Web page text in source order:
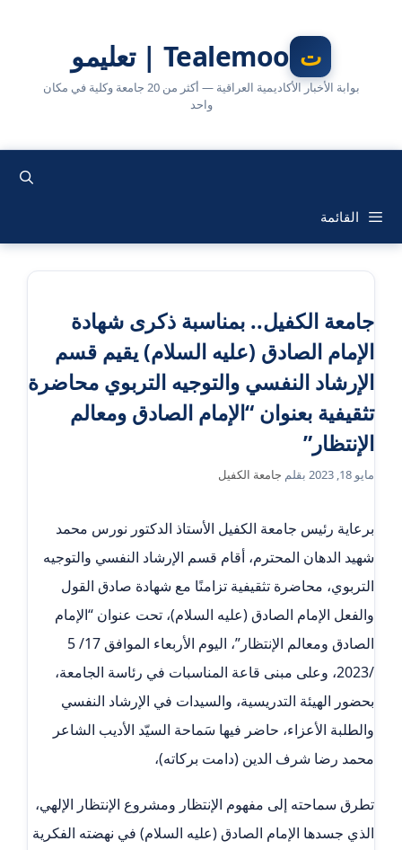
Tealemoo | تعليمو
بوابة الأخبار الأكاديمية العراقية — أكثر من 20 جامعة وكلية في مكان
واحد
القائمة
جامعة الكفيل.. بمناسبة ذكرى شهادة
الإمام الصادق (عليه السلام) يقيم قسم
الإرشاد النفسي والتوجيه التربوي محاضرة
تثقيفية بعنوان “الإمام الصادق ومعالم
الإنتظار”
مايو 18, 2023 بقلم جامعة الكفيل
برعاية رئيس جامعة الكفيل الأستاذ الدكتور نورس محمد
شهيد الدهان المحترم، أقام قسم الإرشاد النفسي والتوجيه
التربوي، محاضرة تثقيفية تزامنًا مع شهادة صادق القول
والفعل الإمام الصادق (عليه السلام)، تحت عنوان “الإمام
الصادق ومعالم الإنتظار”، اليوم الأربعاء الموافق 17/ 5
/2023، وعلى مبنى قاعة المناسبات في رئاسة الجامعة،
بحضور الهيئة التدريسية، والسيدات في الإرشاد النفسي
والطلبة الأعزاء، حاضر فيها سَماحة السيّد الأديب الشاعر
محمد رضا شرف الدين (دامت بركاته)،
تطرق سماحته إلى مفهوم الإنتظار ومشروع الإنتظار الإلهي،
الذي جسدها الإمام الصادق (عليه السلام) في نهضته الفكرية